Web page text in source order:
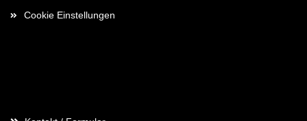
Cookie Einstellungen